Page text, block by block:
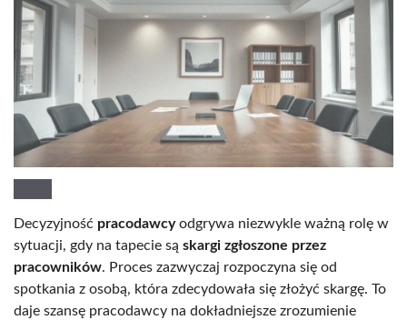
Decyzyjność pracodawcyodgrywa niezwykle ważną rolę w
sytuacji, gdy na tapecie są skargi zgłoszone przez
pracowników. Proces zazwyczaj rozpoczyna się od
spotkania z osobą, która zdecydowała się złożyć skargę. To
daje szansę pracodawcy na dokładniejsze zrozumienie